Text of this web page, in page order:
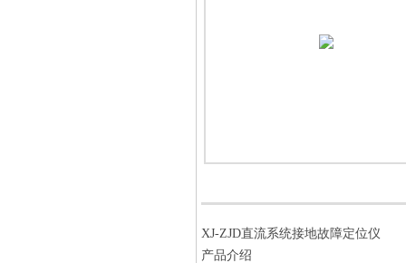
XJ-ZJD直流系统接地故障定位仪
产品介绍